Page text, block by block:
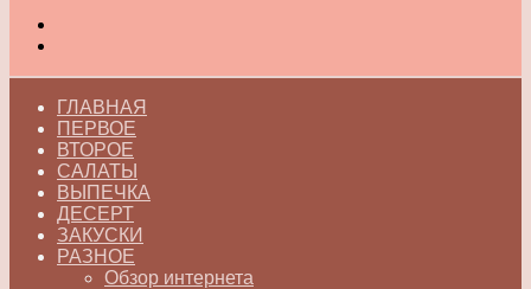
ГЛАВНАЯ
ПЕРВОЕ
ВТОРОЕ
САЛАТЫ
ВЫПЕЧКА
ДЕСЕРТ
ЗАКУСКИ
РАЗНОЕ
Обзор интернета